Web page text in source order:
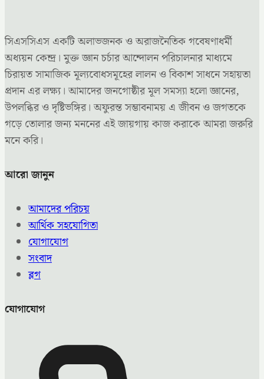
সিএসসিএস একটি অলাভজনক ও অরাজনৈতিক গবেষণাধর্মী
অধ্যয়ন কেন্দ্র। মুক্ত জ্ঞান চর্চার আন্দোলন পরিচালনার মাধ্যমে
চিরায়ত সামাজিক মূল্যবোধসমূহের লালন ও বিকাশ সাধনে সহায়তা
প্রদান এর লক্ষ্য। আমাদের জনগোষ্ঠীর মূল সমস্যা হলো জ্ঞানের,
উপলব্ধির ও দৃষ্টিভঙ্গির। অফুরন্ত সম্ভাবনাময় এ জীবন ও জগতকে
গড়ে তোলার জন্য মননের এই জায়গায় কাজ করাকে আমরা জরুরি
মনে করি।
আরো জানুন
আমাদের পরিচয়
আর্থিক সহযোগিতা
যোগাযোগ
সংবাদ
ব্লগ
যোগাযোগ